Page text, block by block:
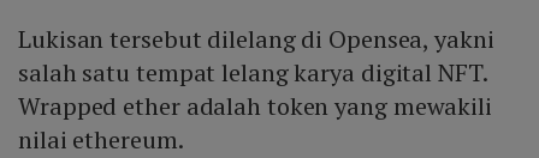
Lukisan tersebut dilelang di Opensea, yakni
salah satu tempat lelang karya digital NFT.
Wrapped ether adalah token yang mewakili
nilai ethereum.